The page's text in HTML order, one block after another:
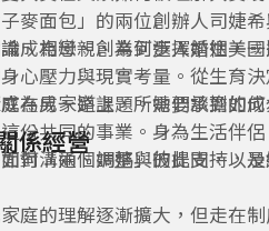
麥面包」的兩位創辦人司婕
、相戀、創業到步入婚姻，
成為母親、為何選擇前往美
心壓力與現實考量。從生育
在成家路上，所需要承擔的成
為另一道課題。她們談到如何
份共同的事業。身為生活伴
何溝通、調整與彼此支持，
對「兩個媽媽」的提問，以
侶鼓勵與建議。透過這集節目
愛的故事。
係經營
庭的理解逐漸擴大，但走在制